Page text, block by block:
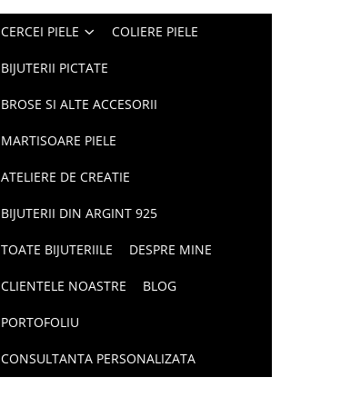
CERCEI PIELE COLIERE PIELE
BIJUTERII PICTATE
BROSE SI ALTE ACCESORII
MARTISOARE PIELE
ATELIERE DE CREATIE
BIJUTERII DIN ARGINT 925
TOATE BIJUTERIILE DESPRE MINE
CLIENTELE NOASTRE BLOG
PORTOFOLIU
CONSULTANTA PERSONALIZATA